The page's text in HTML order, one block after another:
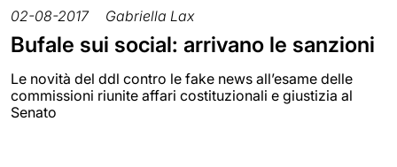
02-08-2017 Gabriella Lax
Bufale sui social: arrivano le sanzioni
Le novità del ddl contro le fake news all’esame delle
commissioni riunite affari costituzionali e giustizia al
Senato